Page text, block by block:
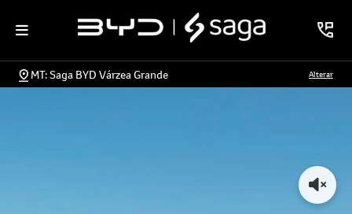
MT: Saga BYD Várzea Grande Alterar